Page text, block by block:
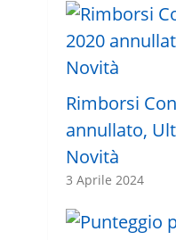
Rimborsi
annullato,
Novità
3 Aprile 2024